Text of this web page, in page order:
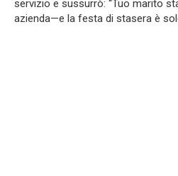
servizio e sussurrò: “Tuo marito
azienda—e la festa di stasera è